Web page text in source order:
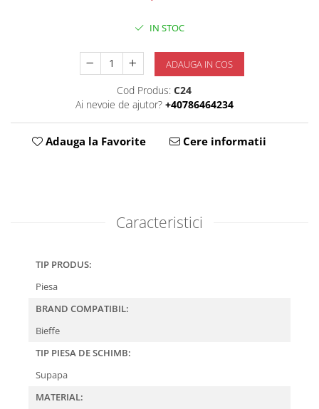
IN STOC
ADAUGA IN COS
Cod Produs: C24
Ai nevoie de ajutor? +40786464234
Adauga la Favorite Cere informatii
Caracteristici
TIP PRODUS:
Piesa
BRAND COMPATIBIL:
Bieffe
TIP PIESA DE SCHIMB:
Supapa
MATERIAL: